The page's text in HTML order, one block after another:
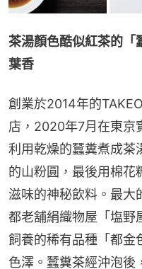
茶湯顏色酷似紅茶的「
葉香
創業於2014年的
店，2020年7月在東京
利用乾燥的蠶糞煮成茶
的山粉圓，最後用棉花
滋味的神秘飲料。最大
都老舖絹織物屋「塩野
飼養的稀有品種「都金
色澤。蠶糞茶經沖泡後